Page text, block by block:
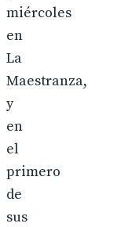
miércoles
en
La
Maestranza,
y
en
el
primero
de
sus